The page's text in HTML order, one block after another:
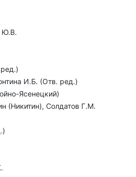
Ю.В.
И.Б. (Отв. ред.)
Ясенецкий)
(Никитин), Солдатов Г.М.